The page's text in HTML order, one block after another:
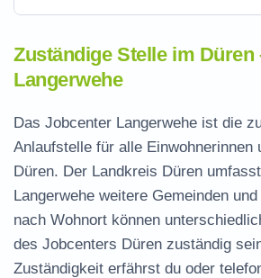
Zuständige Stelle im
Langerwehe
Das Jobcenter Langerwehe ist die
Anlaufstelle für alle Einwohnerinnen
Düren. Der Landkreis Düren
Langerwehe weitere Gemeinden
nach Wohnort können
des Jobcenters Düren zuständig
Zuständigkeit erfährst du oder